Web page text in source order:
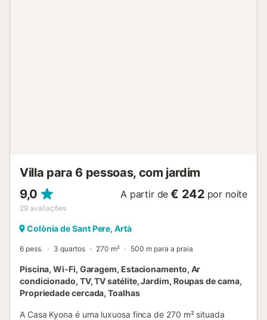
Villa para 6 pessoas, com jardim
9,0
29 avaliações
A partir de € 242 por noite
Colònia de Sant Pere, Artà
6 pess. 3 quartos 270 m² 500 m para a praia
Piscina, Wi-Fi, Garagem, Estacionamento, Ar
condicionado, TV, TV satélite, Jardim, Roupas de cama,
Propriedade cercada, Toalhas
A Casa Kyona é uma luxuosa finca de 270 m² situada